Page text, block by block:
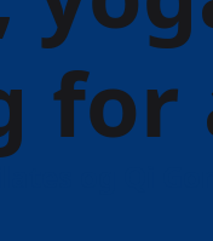
for